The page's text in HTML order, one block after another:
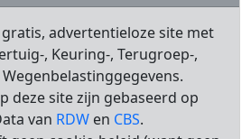
advertentieloze site met
, Keuring-, Terugroep-,
deze site zijn gebaseerd op
van RDW en CBS.